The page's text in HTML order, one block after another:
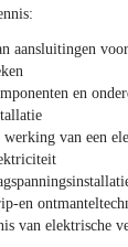
aansluitingen
en
werking van een
en
van elektrische